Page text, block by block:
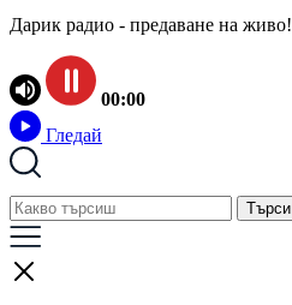
Дарик радио - предаване на живо!
00:00
Гледай